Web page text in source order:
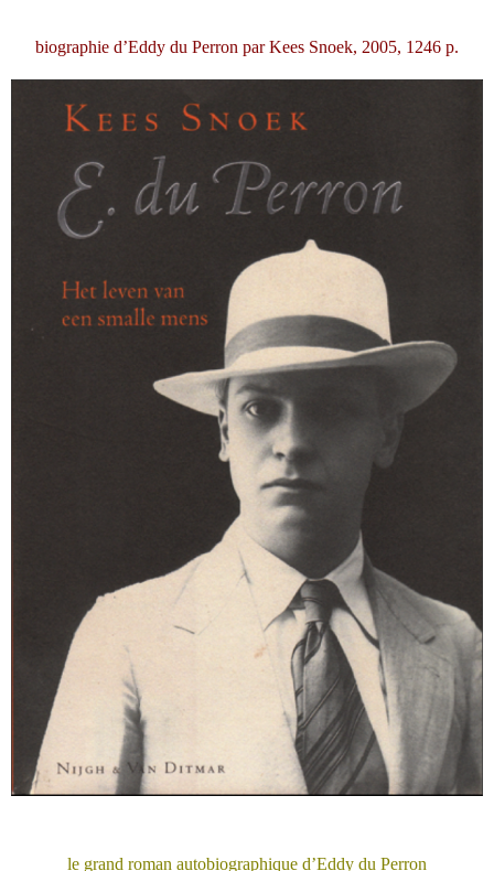
biographie d’Eddy du Perron par Kees Snoek, 2005, 1246 p.
le grand roman autobiographique d’Eddy du Perron